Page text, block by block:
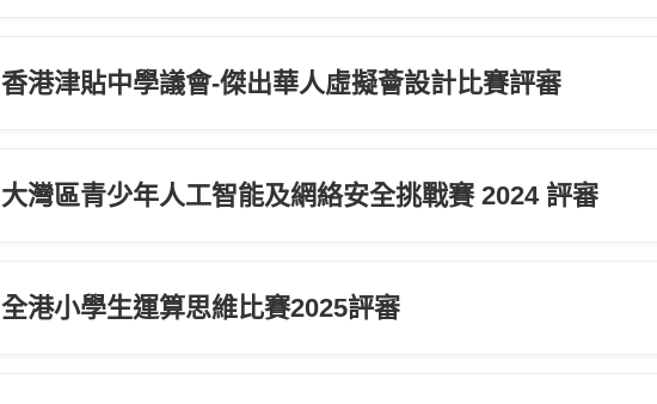
香港津貼中學議會-傑出華人虛擬薈設計比賽評審
大灣區青少年人工智能及網絡安全挑戰賽 2024 評審
全港小學生運算思維比賽2025評審